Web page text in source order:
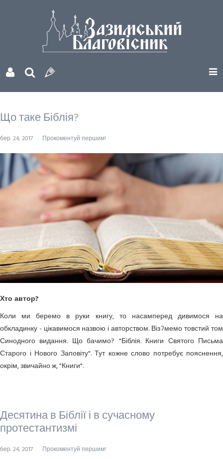
Що таке Біблія?
бер. 24, 2017 Прокоментуй першим!
Хто автор?
Коли ми беремо в руки книгу, то насамперед дивимося на
обкладинку - цікавимося назвою і авторством. Візﾌмемо товстий том
Синодного видання. Що бачимо? "Біблія. Книги Святого Письма
Старого і Нового Заповіту". Тут кожне слово потребує пояснення,
окрім, звичайно ж, "Книги".
Десятина в Біблії і в сучасному
протестантизмі
бер. 24, 2017 Прокоментуй першим!